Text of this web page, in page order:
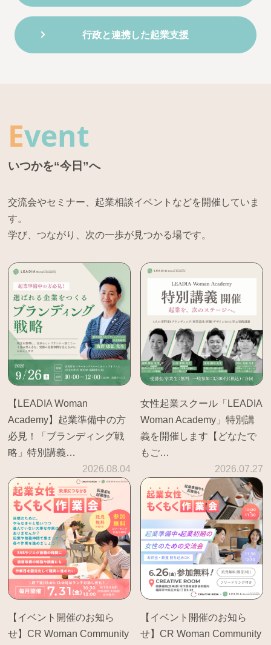
行政と連携した起業支援
Event
いつかを“今日”へ
交流会やセミナー、起業相談イベントなどを開催していま
す。
学び、つながり、次の一歩が見つかる場です。
【LEADIA Woman
Academy】起業準備中の方
必見！「ブランディング戦
略」特別講義…
2026.08.04
女性起業スクール「LEADIA
Woman Academy」特別講
義を開催します【どなたで
もご…
2026.07.27
【イベント開催のお知ら
せ】CR Woman Community
【イベント開催のお知ら
せ】CR Woman Community